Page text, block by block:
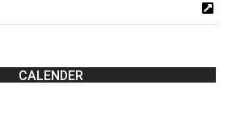
CALENDER